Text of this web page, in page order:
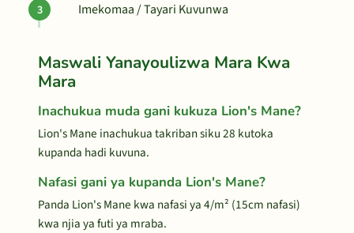
Imekomaa / Tayari Kuvunwa
Maswali Yanayoulizwa Mara Kwa
Mara
Inachukua muda gani kukuza Lion's Mane?
Lion's Mane inachukua takriban siku 28 kutoka
kupanda hadi kuvuna.
Nafasi gani ya kupanda Lion's Mane?
Panda Lion's Mane kwa nafasi ya 4/m² (15cm nafasi)
kwa njia ya futi ya mraba.